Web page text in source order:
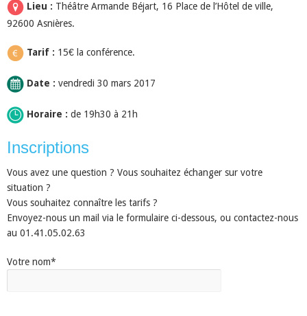
Lieu : Théâtre Armande Béjart, 16 Place de l’Hôtel de ville,
92600 Asnières.
Tarif : 15€ la conférence.
Date : vendredi 30 mars 2017
Horaire : de 19h30 à 21h
Inscriptions
Vous avez une question ? Vous souhaitez échanger sur votre
situation ?
Vous souhaitez connaître les tarifs ?
Envoyez-nous un mail via le formulaire ci-dessous, ou contactez-nous
au 01.41.05.02.63
Votre nom*